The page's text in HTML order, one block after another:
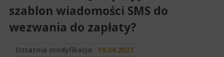
szablon wiadomości SMS do
wezwania do zapłaty?
Ostatnia modyfikacja: 19.04.2023